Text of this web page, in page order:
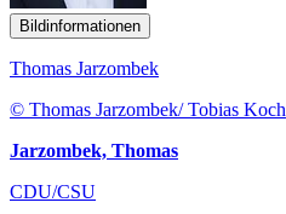
Bildinformationen
Thomas Jarzombek
© Thomas Jarzombek/ Tobias Koch
Jarzombek, Thomas
CDU/CSU